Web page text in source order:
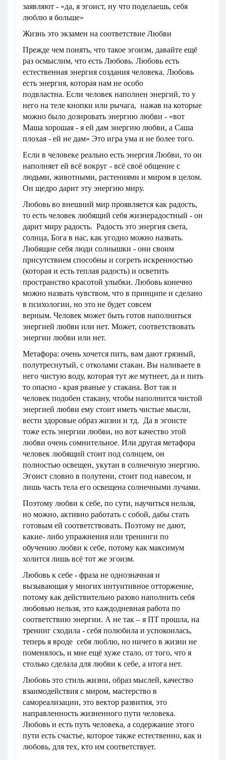
заявляют - «да, я эгоист, ну что поделаешь, себя
люблю я больше»
Жизнь это экзамен на соответствие Любви
Прежде чем понять, что такое эгоизм, давайте ещё
раз осмыслим, что есть Любовь. Любовь есть
естественная энергия создания человека. Любовь
есть энергия, которая нам не особо
подвластна. Если человек наполнен энергий, то у
него на теле кнопки или рычага, нажав на которые
можно было дозировать энергию любви - «вот
Маша хорошая - я ей дам энергию любви, а Саша
плохая - ей не дам» Это игра ума и не более того.
Если в человеке реально есть энергия Любви, то он
наполняет ей всё вокруг - всё своё общение с
людьми, животными, растениями и миром в целом.
Он щедро дарит эту энергию миру.
Любовь во внешний мир проявляется как радость,
то есть человек любящий себя жизнерадостный - он
дарит миру радость. Радость это энергия света,
солнца, Бога в нас, как угодно можно назвать.
Любящие себя люди солнышки - они своим
присутствием способны и согреть искренностью
(которая и есть теплая радость) и осветить
пространство красотой улыбки. Любовь конечно
можно назвать чувством, что в принципе и сделано
в психологии, но это не будет совсем
верным. Человек может быть готов наполниться
энергией любви или нет. Может, соответствовать
энергии любви или нет.
Метафора: очень хочется пить, вам дают грязный,
полутреснутый, с отколами стакан. Вы наливаете в
него чистую воду, которая тут же мутнеет, да и пить
то опасно - края рваные у стакана. Вот так и
человек подобен стакану, чтобы наполнится чистой
энергией любви ему стоит иметь чистые мысли,
вести здоровые образ жизни и тд. Да в эгоисте
тоже есть энергии любви, но вот качество этой
любви очень сомнительное. Или другая метафора
человек любящий стоит под солнцем, он
полностью освещен, укутан в солнечную энергию.
Эгоист словно в полутени, стоит под навесом, и
лишь часть тела его освещена солнечными лучами.
Поэтому любви к себе, по сути, научиться нельзя,
но можно, активно работать с собой, дабы стать
готовым ей соответствовать. Поэтому не дают,
какие- либо упражнения или тренинги по
обучению любви к себе, потому как максимум
холится лишь всё тот же эгоизм.
Любовь к себе - фраза не однозначная и
вызывающая у многих интуитивное отторжение,
потому как действительно разово наполнить себя
любовью нельзя, это каждодневная работа по
соответствию энергии. А не так – я ПТ прошла, на
тренинг сходила - себя полюбила и успокоилась,
теперь я вроде себя люблю, но ничего в жизни не
поменялось, и мне ещё хуже стало, от того, что я
столько сделала для любви к себе, а итога нет.
Любовь это стиль жизни, образ мыслей, качество
взаимодействия с миром, мастерство в
самореализации, это вектор развития, это
направленность жизненного пути человека.
Любовь и есть путь человека, а содержание этого
пути есть счастье, которое также естественно, как и
любовь, для тех, кто им соответствует.